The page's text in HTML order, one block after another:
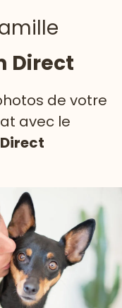
Direct
de votre
avec le